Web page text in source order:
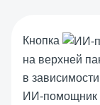
Кнопка
на верхней
в
ИИ-помощник